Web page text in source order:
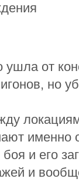
ушла от
но
именно
и его
и